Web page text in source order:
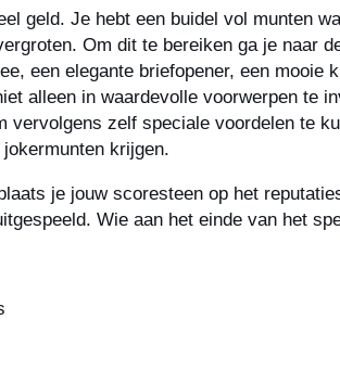
geld. Je hebt een buidel vol munten
Om dit te bereiken ga je naar
een elegante briefopener, een
alleen in waardevolle voorwerpen te
vervolgens zelf speciale voordelen te
krijgen.
je jouw scoresteen op het
Wie aan het einde van het